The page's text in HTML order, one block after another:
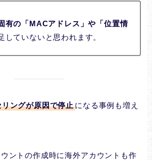
有の「MACアドレス」や「位置情
していないと思われます。
ングが原因で停止になる事例も増え
ントの作成時に海外アカウントも作